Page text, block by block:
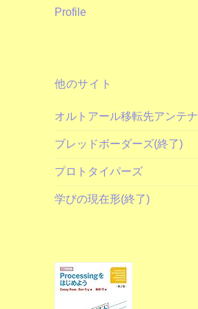
Profile
他のサイト
オルトアール移転先アンテナ
ブレッドボーダーズ(終了)
プロトタイパーズ
学びの現在形(終了)